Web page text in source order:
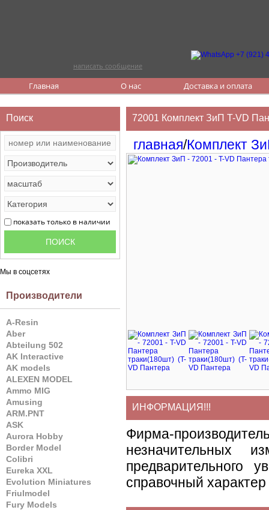
написать сообщение
Главная О нас Доставка и оплата
Поиск
показать только в наличии
Мы в соцсетях
Производители
A-Resin
Aber
Abteilung 502
AK Interactive
AK models
ALEXEN MODEL
Ammo MIG
Amusing
ARM.PNT
ASK
Aurora Hobby
Border Model
Colibri
Eureka XXL
Evolution Miniatures
Friulmodel
Fury Models
72001 Комплект ЗиП T-VD
главная/Комплект
ИНФОРМАЦИЯ!!!
Фирма-
незначительных
предварительного
справочный